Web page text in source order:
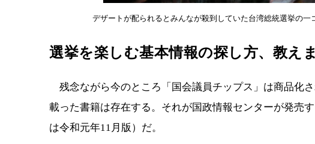
デザートが配られるとみんなが殺到していた台湾総統選挙の一
選挙を楽しむ基本情報の探し方、教え
残念ながら今のところ「国会議員チップス」は商品化
載った書籍は存在する。それが国政情報センターが発売
は令和元年11月版）だ。